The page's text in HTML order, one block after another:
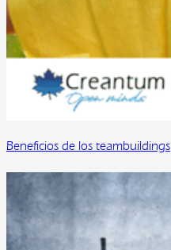
Beneficios de los teambuildings